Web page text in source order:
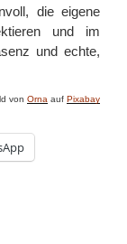
die eigene
und im
und echte,
von Orna auf Pixabay